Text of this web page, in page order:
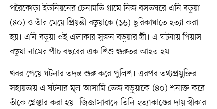
পরৈকোড়া ইউনিয়নের চেনামতি গ্রামে নিজ বসতঘরে এনি বড়ুয়া
(৪০) ও তাঁর মেয়ে প্রিয়ন্তী বড়ুয়াকে (১৬) ছুরিকাঘাতে হত্যা করা
হয়। এনি বড়ুয়া ওই এলাকার সুজন বড়ুয়ার স্ত্রী। এ ঘটনায় পিয়াস
বড়ুয়া নামের পাঁচ বছরের এক শিশু গুরুতর আহত হয়।
খবর পেয়ে ঘটনার তদন্ত শুরু করে পুলিশ। এরপর তথ্যপ্রযুক্তির
সহায়তায় এ ঘটনার মূল আসামি তেজ বড়ুয়াকে (৪০) শনাক্ত করে
তাঁকে গ্রেপ্তার করা হয়। জিজ্ঞাসাবাদে তিনি হত্যাকাণ্ডের দায় স্বীকার